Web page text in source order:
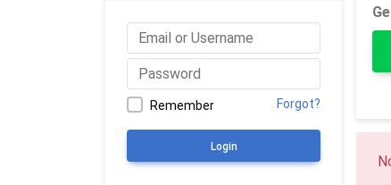
Remember Forgot?
Login